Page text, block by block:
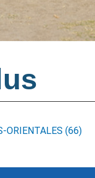
ORIENTALES (66)